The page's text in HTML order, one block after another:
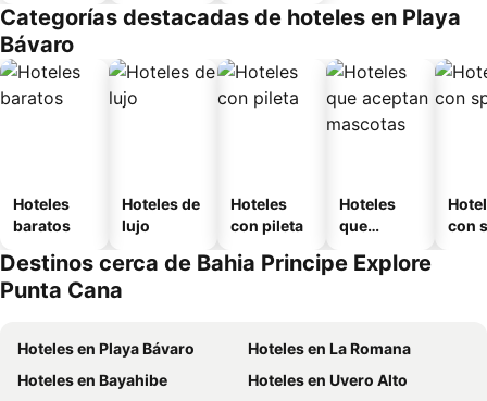
Categorías destacadas de hoteles en Playa
Bávaro
Hoteles
baratos
Hoteles de
lujo
Hoteles
con pileta
Hoteles
que
mascotas
con
Destinos cerca de Bahia Principe Explore
Punta Cana
Hoteles en Playa Bávaro
Hoteles en La Romana
Hoteles en Bayahibe
Hoteles en Uvero Alto